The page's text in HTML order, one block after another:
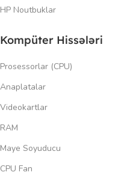
HP Noutbuklar
Kompüter Hissələri
Prosessorlar (CPU)
Anaplatalar
Videokartlar
RAM
Maye Soyuducu
CPU Fan